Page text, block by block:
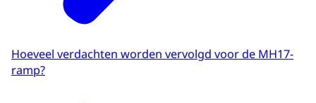
Hoeveel verdachten worden vervolgd voor de MH17-
ramp?